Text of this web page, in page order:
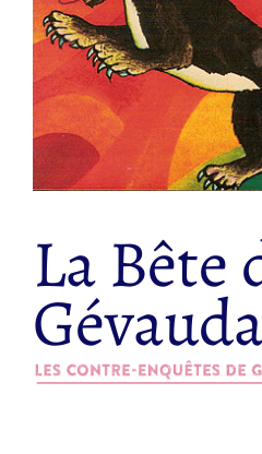
La Bête